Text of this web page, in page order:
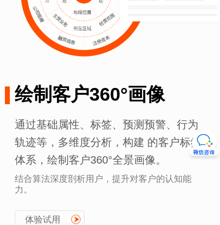
绘制客户360°画像
通过基础属性、标签、预测预警、行为
轨迹等，多维度分析，构建 的客户标签
体系，绘制客户360°全景画像。
结合算法深度剖析用户，提升对客户的认知能
力。
体验试用